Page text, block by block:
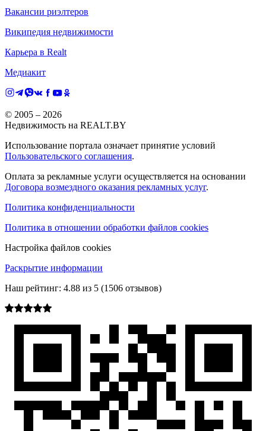
Вакансии риэлтеров
Википедия недвижимости
Карьера в Realt
Медиакит
© 2005 – 2026
Недвижимость на REALT.BY
Использование портала означает принятие условий
Пользовательского соглашения.
Оплата за рекламные услуги осуществляется на основании
Договора возмездного оказания рекламных услуг.
Политика конфиденциальности
Политика в отношении обработки файлов cookies
Настройка файлов cookies
Раскрытие информации
Наш рейтинг: 4.88 из 5 (1506 отзывов)